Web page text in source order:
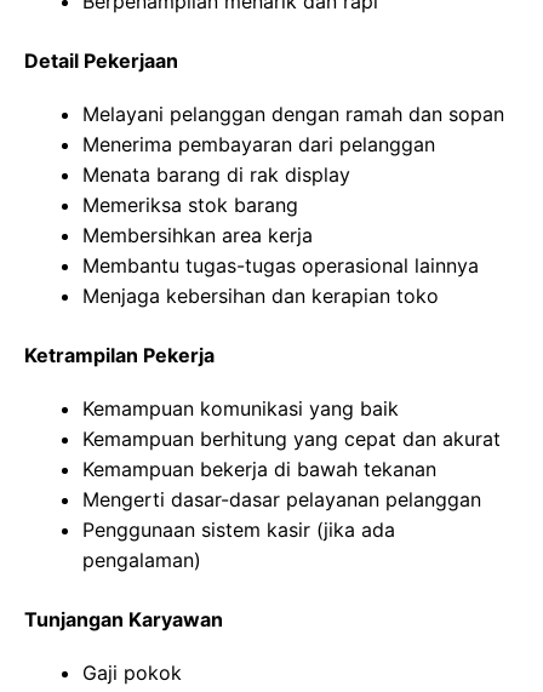
Detail Pekerjaan
Melayani pelanggan dengan ramah dan sopan
Menerima pembayaran dari pelanggan
Menata barang di rak display
Memeriksa stok barang
Membersihkan area kerja
Membantu tugas-tugas operasional lainnya
Menjaga kebersihan dan kerapian toko
Ketrampilan Pekerja
Kemampuan komunikasi yang baik
Kemampuan berhitung yang cepat dan akurat
Kemampuan bekerja di bawah tekanan
Mengerti dasar-dasar pelayanan pelanggan
Penggunaan sistem kasir (jika ada
pengalaman)
Tunjangan Karyawan
Gaji pokok